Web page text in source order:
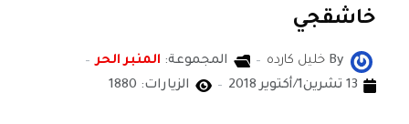
خاشقجي
By خليل كارده المجموعة: المنبر الحر
13 تشرين1/أكتوير 2018
الزيارات: 1880